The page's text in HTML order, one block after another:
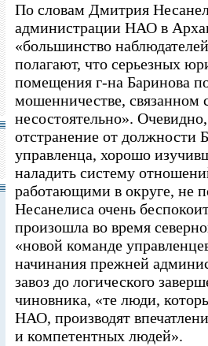
По словам Дмитрия
администрации НАО в
«большинство
полагают, что серьезных
помещения г-на Баринова
мошенничестве, связанном
несостоятельно».
отстранение от должности
управленца, хорошо
наладить систему
работающими в округе, не
Несанелиса очень
произошла во время
«новой команде
начинания прежней
завоз до логического
чиновника, «те люди,
НАО, производят
и компетентных людей».